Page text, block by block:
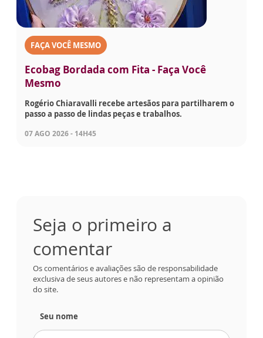
FAÇA VOCÊ MESMO
Ecobag Bordada com Fita - Faça Você
Mesmo
Rogério Chiaravalli recebe artesãos para partilharem o
passo a passo de lindas peças e trabalhos.
07 AGO 2026 - 14H45
Seja o primeiro a
comentar
Os comentários e avaliações são de responsabilidade
exclusiva de seus autores e não representam a opinião
do site.
Seu nome